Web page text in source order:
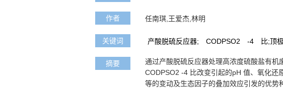
作者 任南琪,王爱杰,林明
关键词 产酸脱硫反应器; CODPSO2 -4 比;顶
摘要
通过产酸脱硫反应器处理高浓度硫酸盐有机
CODPSO2 -4 比改变引起的pH 值、氧化还
等的变动及生态因子的叠加效应引发的优